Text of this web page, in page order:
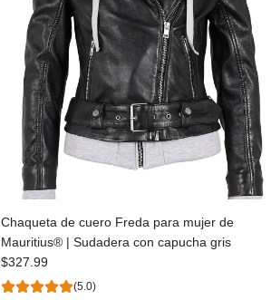
Chaqueta de cuero Freda para mujer de
Mauritius® | Sudadera con capucha gris
$327.99
(5.0)